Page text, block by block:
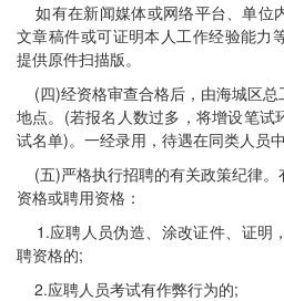
如有在新闻媒体或网络平台、单位
文章稿件或可证明本人工作经验能力
提供原件扫描版。
(四)经资格审查合格后，由海城区总
地点。(若报名人数过多，将增设笔试
试名单)。一经录用，待遇在同类人员
(五)严格执行招聘的有关政策纪律。
资格或聘用资格：
1.应聘人员伪造、涂改证件、证明
聘资格的;
2.应聘人员考试有作弊行为的;